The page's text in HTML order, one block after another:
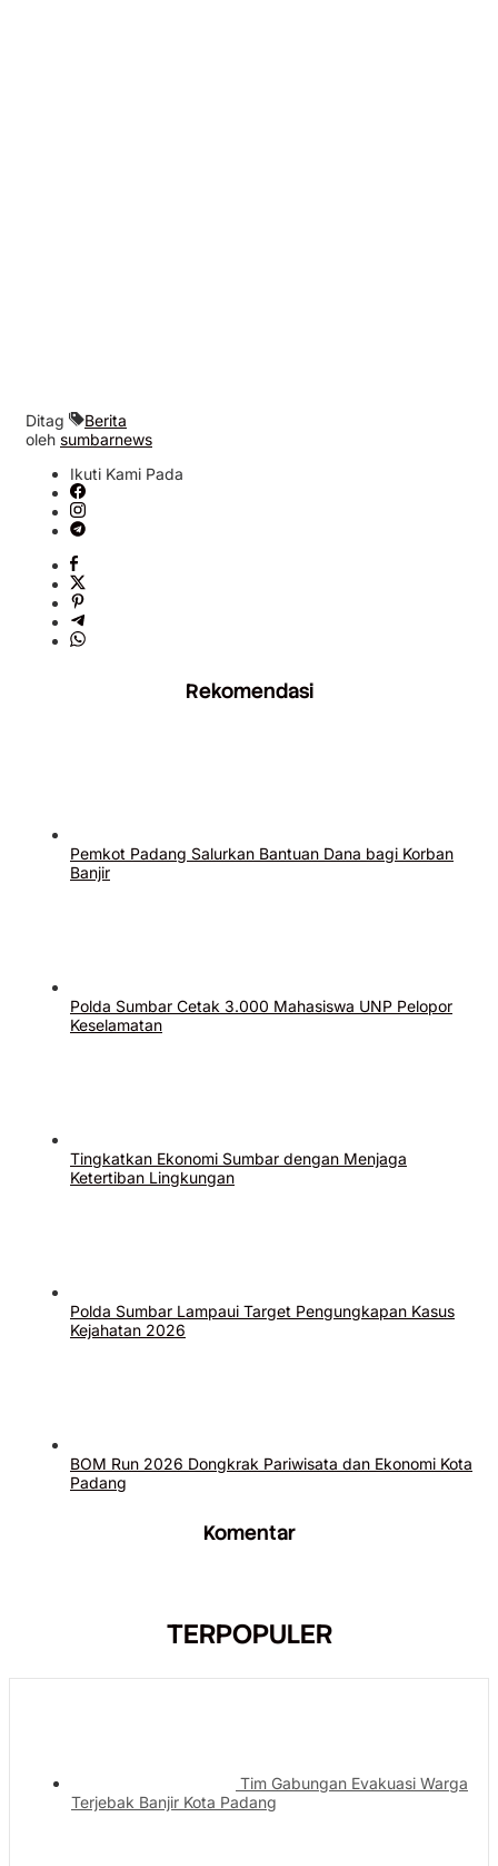
Ditag
Berita
oleh sumbarnews
Ikuti Kami Pada
Rekomendasi
Pemkot Padang Salurkan Bantuan Dana bagi Korban
Banjir
Polda Sumbar Cetak 3.000 Mahasiswa UNP Pelopor
Keselamatan
Tingkatkan Ekonomi Sumbar dengan Menjaga
Ketertiban Lingkungan
Polda Sumbar Lampaui Target Pengungkapan Kasus
Kejahatan 2026
BOM Run 2026 Dongkrak Pariwisata dan Ekonomi Kota
Padang
Komentar
TERPOPULER
Tim Gabungan Evakuasi Warga
Terjebak Banjir Kota Padang